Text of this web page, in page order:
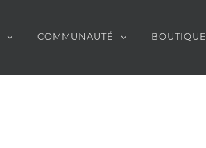
COMMUNAUTÉ BOUTIQUE